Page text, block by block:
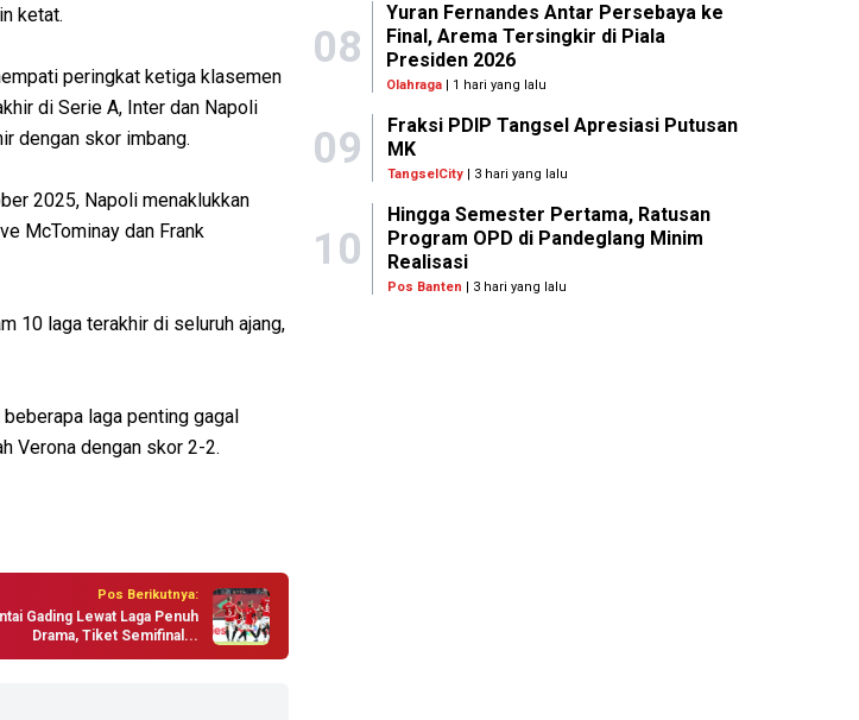
ketat.
peringkat ketiga klasemen
di Serie A, Inter dan Napoli
dengan skor imbang.
2025, Napoli menaklukkan
McTominay dan Frank
10 laga terakhir di seluruh ajang,
laga penting gagal
Verona dengan skor 2-2.
Pos Berikutnya:
Gading Lewat Laga Penuh
Drama, Tiket Semifinal...
08
Yuran Fernandes Antar Persebaya ke
Final, Arema Tersingkir di Piala
Presiden 2026
Olahraga | 1 hari yang lalu
09
Fraksi PDIP Tangsel Apresiasi Putusan
MK
TangselCity| 3 hari yang lalu
10
Hingga Semester Pertama, Ratusan
Program OPD di Pandeglang Minim
Realisasi
Pos Banten | 3 hari yang lalu